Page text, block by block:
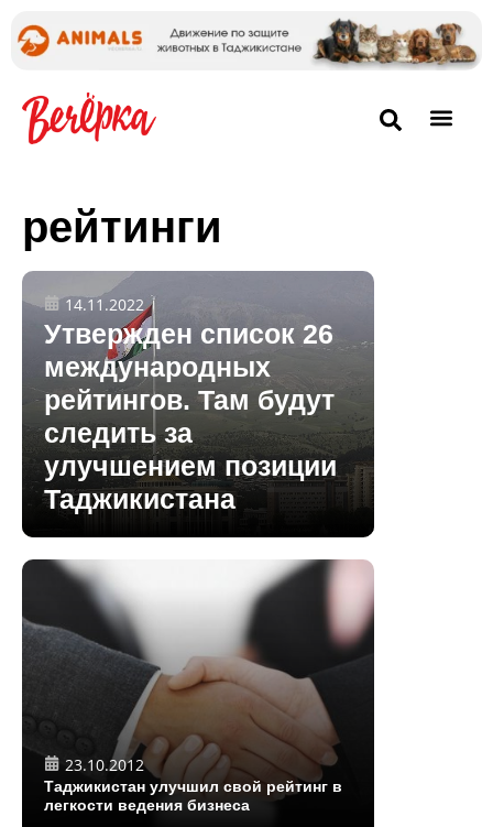
рейтинги
14.11.2022
Утвержден список 26
международных
рейтингов. Там будут
следить за
улучшением позиции
Таджикистана
23.10.2012
Таджикистан улучшил свой рейтинг в
легкости ведения бизнеса